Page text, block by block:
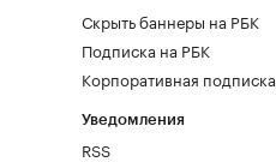
Скрыть баннеры на РБК
Подписка на РБК
Корпоративная подписка
Уведомления
RSS